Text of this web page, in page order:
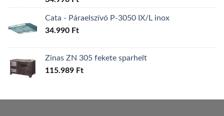
Cata - Páraelszívó P-3050 IX/L inox
34.990 Ft
Zinas ZN 305 fekete sparhelt
115.989 Ft